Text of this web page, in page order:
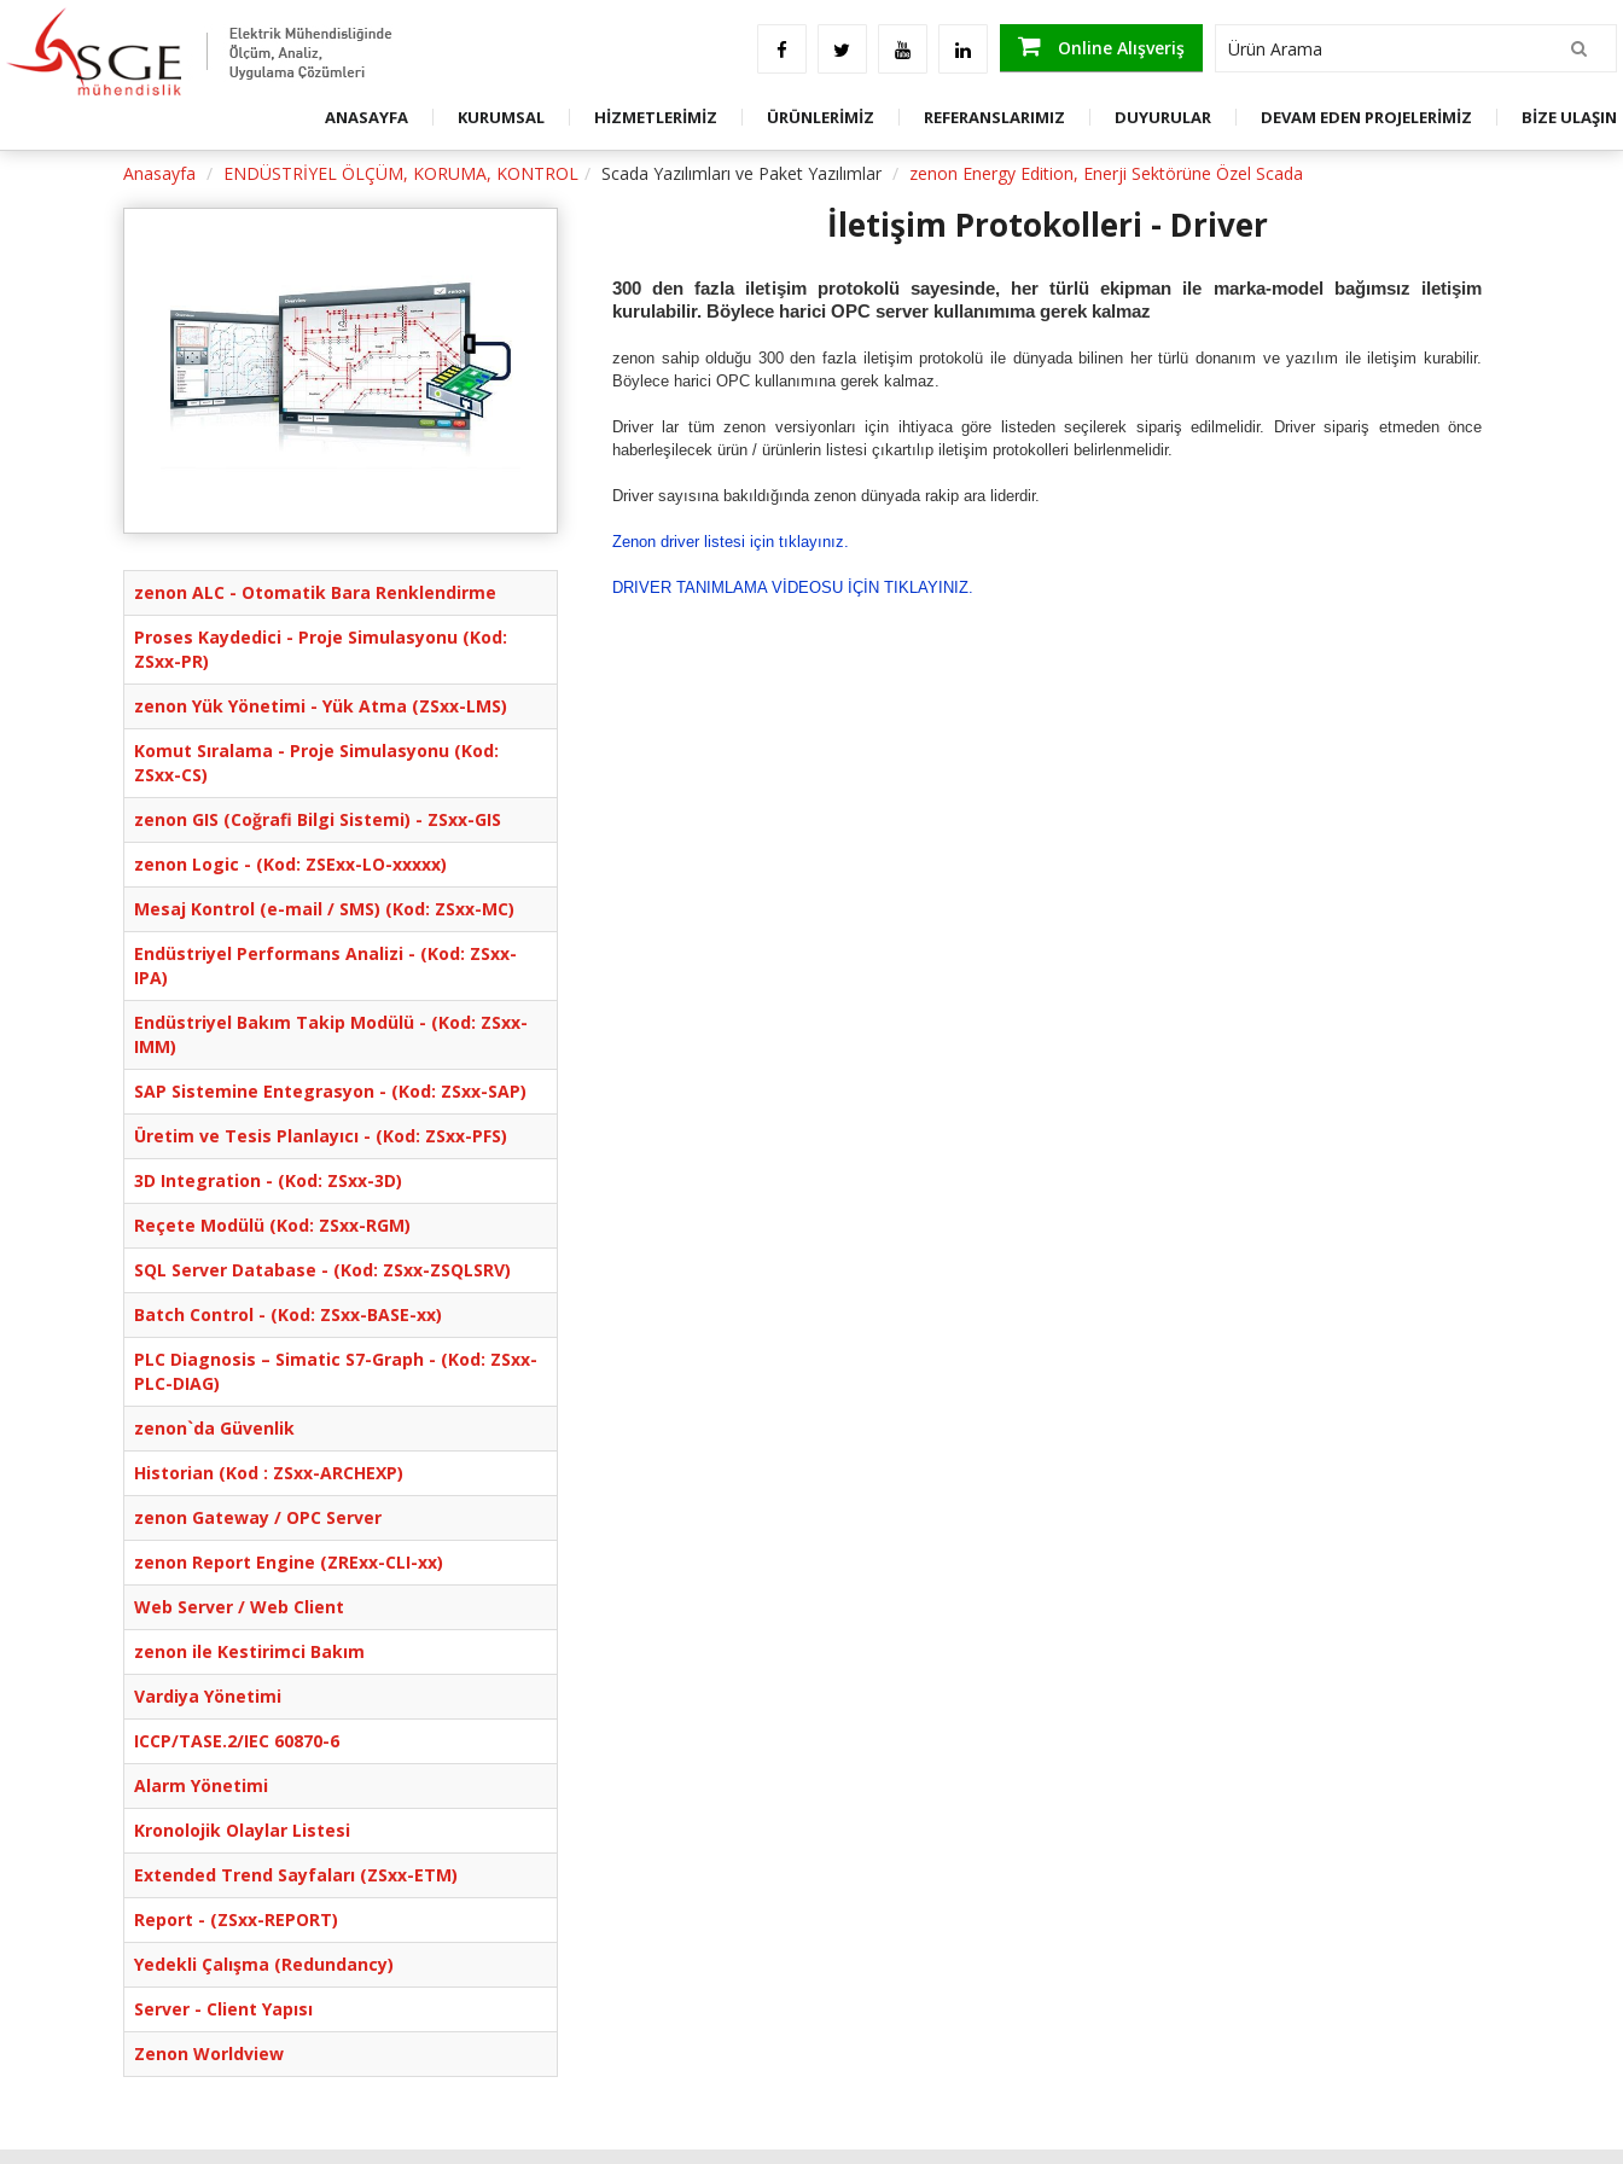
Online Alışveriş
ANASAYFA KURUMSAL
Basında SGE
HİZMETLERİMİZ
Danışmanlık
ÜRÜNLERİMİZ
ENERJİ KALİTESİ ÇÖZÜMLERİ
STOK FAZLASI ÜRÜNLERREFERANSLARIMIZ DUYURULAR DEVAM EDEN PROJELERİMİZ BİZE ULAŞIN
Anasayfa ENDÜSTRİYEL ÖLÇÜM, KORUMA, KONTROL Scada Yazılımları ve Paket Yazılımlar zenon Energy Edition, Enerji Sektörüne Özel Scada
zenon ALC - Otomatik Bara Renklendirme
Proses Kaydedici - Proje Simulasyonu (Kod:
ZSxx-PR)
zenon Yük Yönetimi - Yük Atma (ZSxx-LMS)
Komut Sıralama - Proje Simulasyonu (Kod:
ZSxx-CS)
zenon GIS (Coğrafi Bilgi Sistemi) - ZSxx-GIS
zenon Logic - (Kod: ZSExx-LO-xxxxx)
Mesaj Kontrol (e-mail / SMS) (Kod: ZSxx-MC)
Endüstriyel Performans Analizi - (Kod: ZSxx-
IPA)
Endüstriyel Bakım Takip Modülü - (Kod: ZSxx-
IMM)
SAP Sistemine Entegrasyon - (Kod: ZSxx-SAP)
Üretim ve Tesis Planlayıcı - (Kod: ZSxx-PFS)
3D Integration - (Kod: ZSxx-3D)
Reçete Modülü (Kod: ZSxx-RGM)
SQL Server Database - (Kod: ZSxx-ZSQLSRV)
Batch Control - (Kod: ZSxx-BASE-xx)
PLC Diagnosis – Simatic S7-Graph - (Kod: ZSxx-
PLC-DIAG)
zenon`da Güvenlik
Historian (Kod : ZSxx-ARCHEXP)
zenon Gateway / OPC Server
zenon Report Engine (ZRExx-CLI-xx)
Web Server / Web Client
zenon ile Kestirimci Bakım
Vardiya Yönetimi
ICCP/TASE.2/IEC 60870-6
Alarm Yönetimi
Kronolojik Olaylar Listesi
Extended Trend Sayfaları (ZSxx-ETM)
Report - (ZSxx-REPORT)
Yedekli Çalışma (Redundancy)
Server - Client Yapısı
Zenon Worldview
İletişim Protokolleri - Driver
300 den fazla iletişim protokolü sayesinde, her türlü ekipman ile marka-model bağımsız iletişim
kurulabilir. Böylece harici OPC server kullanımıma gerek kalmaz
zenon sahip olduğu 300 den fazla iletişim protokolü ile dünyada bilinen her türlü donanım ve yazılım ile iletişim kurabilir.
Böylece harici OPC kullanımına gerek kalmaz.
Driver lar tüm zenon versiyonları için ihtiyaca göre listeden seçilerek sipariş edilmelidir. Driver sipariş etmeden önce
haberleşilecek ürün / ürünlerin listesi çıkartılıp iletişim protokolleri belirlenmelidir.
Driver sayısına bakıldığında zenon dünyada rakip ara liderdir.
Zenon driver listesi için tıklayınız.
DRIVER TANIMLAMA VİDEOSU İÇİN TIKLAYINIZ.